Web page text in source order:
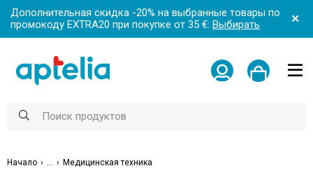
Дополнительная скидка -20% на выбранные товары по
промокоду EXTRA20 при покупке от 35 €: Выбирать
Начало Медицинская техника